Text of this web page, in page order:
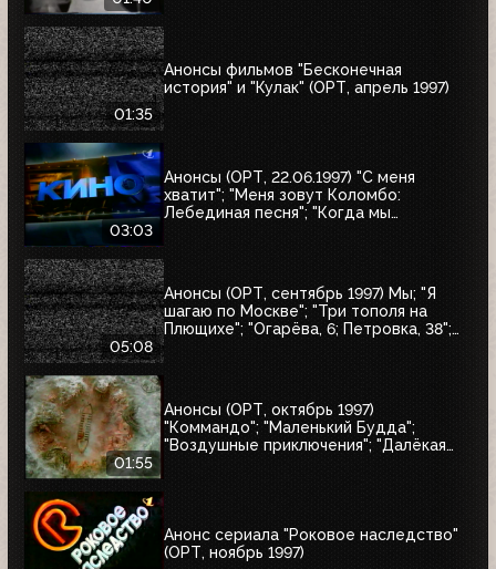
01:35
Анонсы фильмов "Бесконечная
история" и "Кулак" (ОРТ, апрель 1997)
03:03
Анонсы (ОРТ, 22.06.1997) "С меня
хватит"; "Меня зовут Коломбо:
Лебединая песня"; "Когда мы
05:08
Анонсы (ОРТ, сентябрь 1997) Мы; "Я
шагаю по Москве"; "Три тополя на
Плющихе"; "Огарёва, 6; Петровка, 38";
01:55
Анонсы (ОРТ, октябрь 1997)
"Коммандо"; "Маленький Будда";
"Воздушные приключения"; "Далёкая
Анонс сериала "Роковое наследство"
(ОРТ, ноябрь 1997)